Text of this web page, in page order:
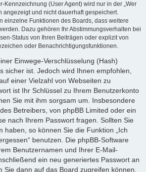
Kennzeichnung (User Agent) wird nur in der „Wer
angezeigt und nicht dauerhaft gespeichert.
einzelne Funktionen des Boards, dass weitere
Dazu gehören Ihr Abstimmungsverhalten bei
Status von Ihren Beiträgen oder explizit von
oder Benachrichtigungsfunktionen.
Einwege-Verschlüsselung (Hash)
sicher ist. Jedoch wird Ihnen empfohlen,
einer Vielzahl von Webseiten zu
ist Ihr Schlüssel zu Ihrem Benutzerkonto
Sie mit ihm sorgsam um. Insbesondere
Betreibers, von phpBB Limited oder ein
nach Ihrem Passwort fragen. Sollten Sie
haben, so können Sie die Funktion „Ich
benutzen. Die phpBB-Software
Benutzernamen und Ihrer E-Mail-
ein neu generiertes Passwort an
Sie dann auf das Board zugreifen können.